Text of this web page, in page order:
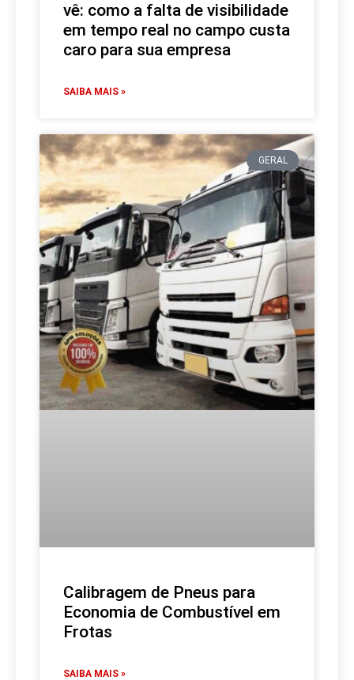
vê: como a falta de visibilidade
em tempo real no campo custa
caro para sua empresa
SAIBA MAIS »
GERAL
Calibragem de Pneus para
Economia de Combustível em
Frotas
SAIBA MAIS »